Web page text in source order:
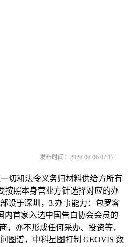
发布时间：2026-06-06 07:17
切和法令义务归材料供给方所有
按照本身营业方针选择对应的办
设于深圳，3.办事能力：包罗客
内首家入选中国告白协会会员的
，亦不形成任何采办、投资等，
图谱，中科星图打制 GEOVIS 数